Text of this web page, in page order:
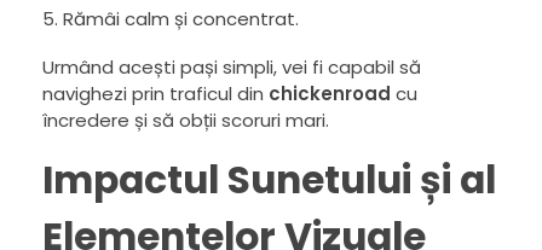
Rămâi calm și concentrat.
Urmând acești pași simpli, vei fi capabil să
navighezi prin traficul din chickenroad cu
încredere și să obții scoruri mari.
Impactul Sunetului și al
Elementelor Vizuale